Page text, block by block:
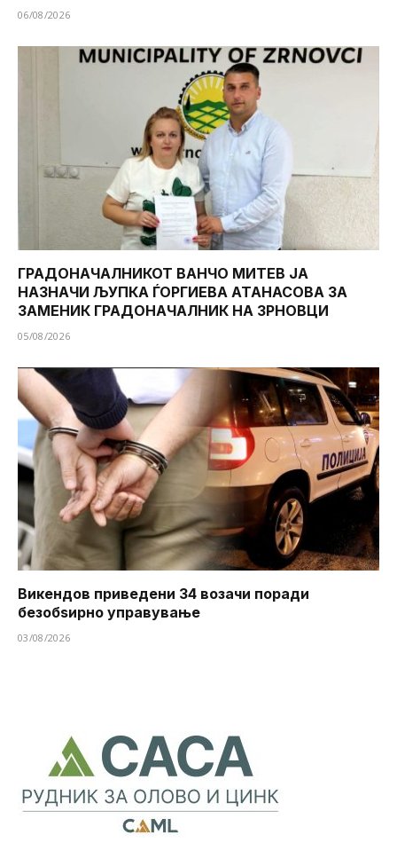
06/08/2026
ГРАДОНАЧАЛНИКОТ ВАНЧО МИТЕВ ЈА
НАЗНАЧИ ЉУПКА ЃОРГИЕВА АТАНАСОВА ЗА
ЗАМЕНИК ГРАДОНАЧАЛНИК НА ЗРНОВЦИ
05/08/2026
Викендов приведени 34 возачи поради
безобѕирно управување
03/08/2026